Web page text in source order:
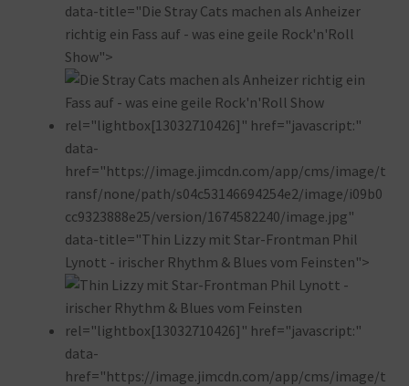
data-title="Die Stray Cats machen als Anheizer
richtig ein Fass auf - was eine geile Rock'n'Roll
Show">
rel="lightbox[13032710426]" href="javascript:"
data-
href="https://image.jimcdn.com/app/cms/image/t
ransf/none/path/s04c53146694254e2/image/i09b0
cc9323888e25/version/1674582240/image.jpg"
data-title="Thin Lizzy mit Star-Frontman Phil
Lynott - irischer Rhythm & Blues vom Feinsten">
rel="lightbox[13032710426]" href="javascript:"
data-
href="https://image.jimcdn.com/app/cms/image/t